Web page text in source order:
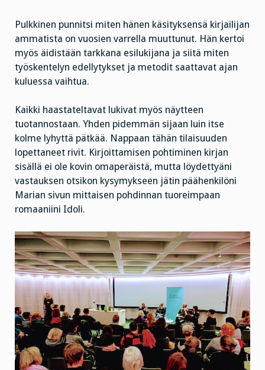
Pulkkinen punnitsi miten hänen käsityksensä kirjailijan
ammatista on vuosien varrella muuttunut. Hän kertoi
myös äidistään tarkkana esilukijana ja siitä miten
työskentelyn edellytykset ja metodit saattavat ajan
kuluessa vaihtua.
Kaikki haastateltavat lukivat myös näytteen
tuotannostaan. Yhden pidemmän sijaan luin itse
kolme lyhyttä pätkää. Nappaan tähän tilaisuuden
lopettaneet rivit. Kirjoittamisen pohtiminen kirjan
sisällä ei ole kovin omaperäistä, mutta löydettyäni
vastauksen otsikon kysymykseen jätin päähenkilöni
Marian sivun mittaisen pohdinnan tuoreimpaan
romaaniini Idoli.